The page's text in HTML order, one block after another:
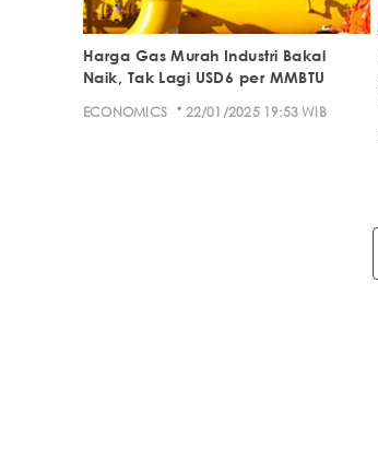
Harga Gas Murah Industri Bakal
Naik, Tak Lagi USD6 per MMBTU
ECONOMICS · 22/01/2025 19:53 WIB